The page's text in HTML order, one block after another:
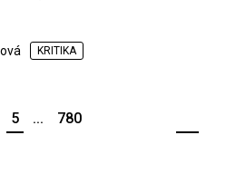
KRITIKA
5 ... 780